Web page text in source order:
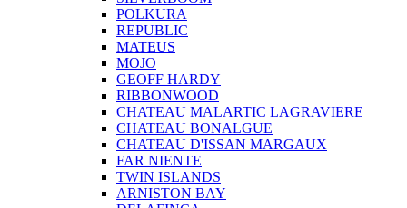
POLKURA
REPUBLIC
MATEUS
MOJO
GEOFF HARDY
RIBBONWOOD
CHATEAU MALARTIC LAGRAVIERE
CHATEAU BONALGUE
CHATEAU D'ISSAN MARGAUX
FAR NIENTE
TWIN ISLANDS
ARNISTON BAY